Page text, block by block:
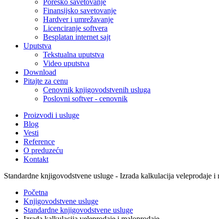
Poresko savetovanje
Finansijsko savetovanje
Hardver i umrežavanje
Licenciranje softvera
Besplatan internet sajt
Uputstva
Tekstualna uputstva
Video uputstva
Download
Pitajte za cenu
Cenovnik knjigovodstvenih usluga
Poslovni softver - cenovnik
Proizvodi i usluge
Blog
Vesti
Reference
O preduzeću
Kontakt
Standardne knjigovodstvene usluge - Izrada kalkulacija veleprodaje i
Početna
Knjigovodstvene usluge
Standardne knjigovodstvene usluge